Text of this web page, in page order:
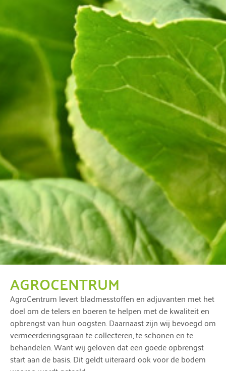
AGROCENTRUM
AgroCentrum levert bladmesstoffen en adjuvanten met het
doel om de telers en boeren te helpen met de kwaliteit en
opbrengst van hun oogsten. Daarnaast zijn wij bevoegd om
vermeerderingsgraan te collecteren, te schonen en te
behandelen. Want wij geloven dat een goede opbrengst
start aan de basis. Dit geldt uiteraard ook voor de bodem